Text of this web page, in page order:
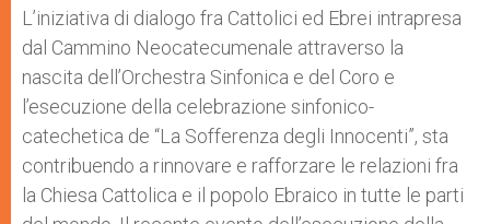
p
p
g
e
r
o
k
r
L’iniziativa di dialogo fra Cattolici ed Ebrei intrapresa
dal Cammino Neocatecumenale attraverso la
nascita dell’Orchestra Sinfonica e del Coro e
l’esecuzione della celebrazione sinfonico-
catechetica de “La Sofferenza degli Innocenti”, sta
contribuendo a rinnovare e rafforzare le relazioni fra
la Chiesa Cattolica e il popolo Ebraico in tutte le parti